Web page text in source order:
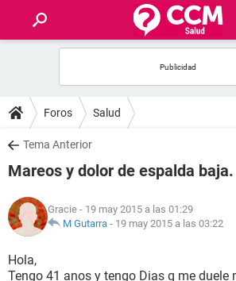
FOROS
SALUD
NUTRICIÓN
BIENESTAR
Foros Salud
Tema Anterior
Mareos y dolor de espalda baja.
Gracie - 19 may 2015 a las 01:29
M Gutarra - 19 may 2015 a las 03:22
Hola,
Tengo 41 anos y tengo Dias q me duele